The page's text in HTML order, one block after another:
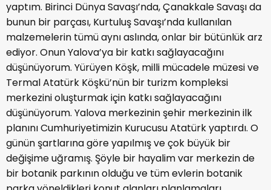
yaptım. Birinci Dünya Savaşı’nda, Çanakkale Savaşı da
bunun bir parçası, Kurtuluş Savaşı’nda kullanılan
malzemelerin tümü aynı aslında, onlar bir bütünlük arz
ediyor. Onun Yalova’ya bir katkı sağlayacağını
düşünüyorum. Yürüyen Köşk, milli mücadele müzesi ve
Termal Atatürk Köşkü’nün bir turizm kompleksi
merkezini oluşturmak için katkı sağlayacağını
düşünüyorum. Yalova merkezinin şehir merkezinin ilk
planını Cumhuriyetimizin Kurucusu Atatürk yaptırdı. O
günün şartlarına göre yapılmış ve çok büyük bir
değişime uğramış. Şöyle bir hayalim var merkezin de
bir botanik parkının olduğu ve tüm evlerin botanik